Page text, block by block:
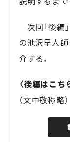
次回「後編
の池沢早人
介する。
〈後編はこち
（文中敬称略）